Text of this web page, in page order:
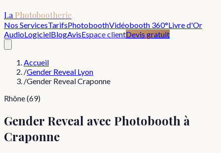
La Photobootherie
Nos ServicesTarifsPhotoboothVidéobooth 360°Livre d'Or
AudioLogicielBlogAvisEspace clientDevis gratuit
Accueil
/Gender Reveal Lyon
/Gender Reveal Craponne
Rhône (69)
Gender Reveal avec Photobooth à
Craponne